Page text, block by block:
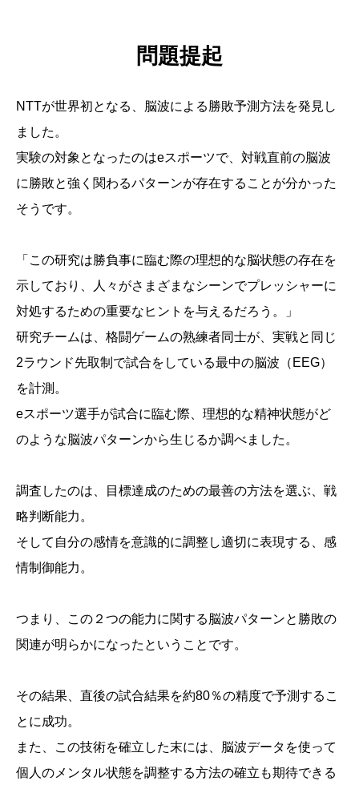
問題提起
NTTが世界初となる、脳波による勝敗予測方法を発見し
ました。
実験の対象となったのはeスポーツで、対戦直前の脳波
に勝敗と強く関わるパターンが存在することが分かった
そうです。
「この研究は勝負事に臨む際の理想的な脳状態の存在を
示しており、人々がさまざまなシーンでプレッシャーに
対処するための重要なヒントを与えるだろう。」
研究チームは、格闘ゲームの熟練者同士が、実戦と同じ
2ラウンド先取制で試合をしている最中の脳波（EEG）
を計測。
eスポーツ選手が試合に臨む際、理想的な精神状態がど
のような脳波パターンから生じるか調べました。
調査したのは、目標達成のための最善の方法を選ぶ、戦
略判断能力。
そして自分の感情を意識的に調整し適切に表現する、感
情制御能力。
つまり、この２つの能力に関する脳波パターンと勝敗の
関連が明らかになったということです。
その結果、直後の試合結果を約80％の精度で予測するこ
とに成功。
また、この技術を確立した末には、脳波データを使って
個人のメンタル状態を調整する方法の確立も期待できる